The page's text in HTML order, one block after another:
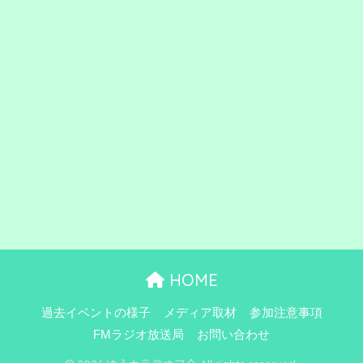
HOME
過去イベントの様子 メディア取材
参加注意事項
FMラジオ放送局
お問い合わせ